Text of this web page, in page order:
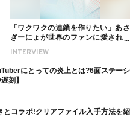
INTERVIEW
「ワクワクの連鎖を作りたい」あさ
ぎーにょが世界のファンに愛される
にとっての炎上とは?6面ステーシ
刻】
とコラボ!クリアファイル入手方法を紹